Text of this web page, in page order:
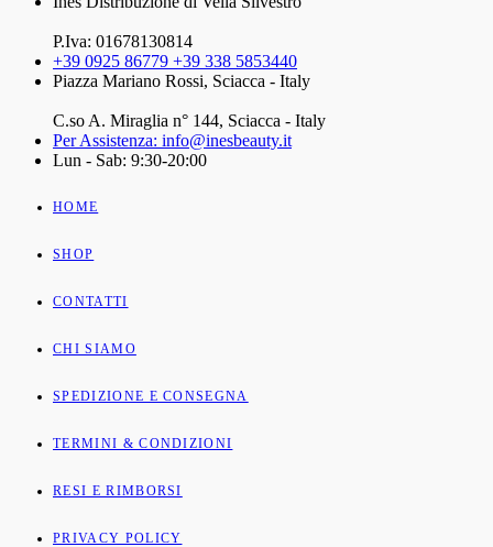
P.Iva: 01678130814
+39 0925 86779 +39 338 5853440
Piazza Mariano Rossi, Sciacca - Italy
C.so A. Miraglia n° 144, Sciacca - Italy
Per Assistenza: info@inesbeauty.it
Lun - Sab: 9:30-20:00
HOME
SHOP
CONTATTI
CHI SIAMO
SPEDIZIONE E CONSEGNA
TERMINI & CONDIZIONI
RESI E RIMBORSI
PRIVACY POLICY